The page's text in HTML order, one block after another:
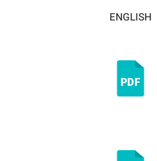
ENGLISH